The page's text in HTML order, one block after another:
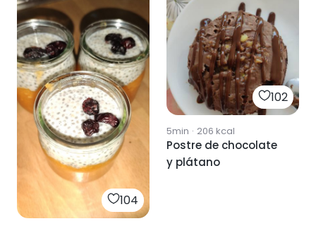
104
102
5min · 206 kcal
Postre de chocolate
y plátano